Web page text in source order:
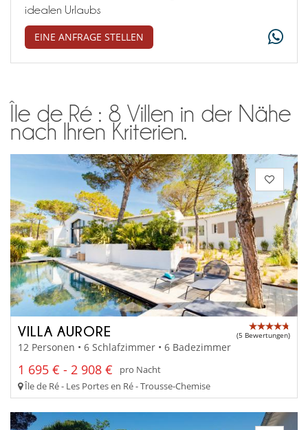
idealen Urlaubs
EINE ANFRAGE STELLEN
Île de Ré : 8 Villen in der Nähe
nach Ihren Kriterien.
VILLA AURORE (5 Bewertungen)
12 Personen • 6 Schlafzimmer • 6 Badezimmer
1 695 € - 2 908 €
pro Nacht
Île de Ré - Les Portes en Ré - Trousse-Chemise